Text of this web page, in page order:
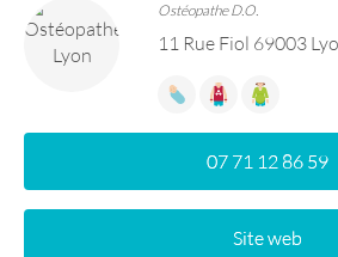
Ostéopathe D.O.
11 Rue Fiol 69003
07 71 12 86 59
Site web